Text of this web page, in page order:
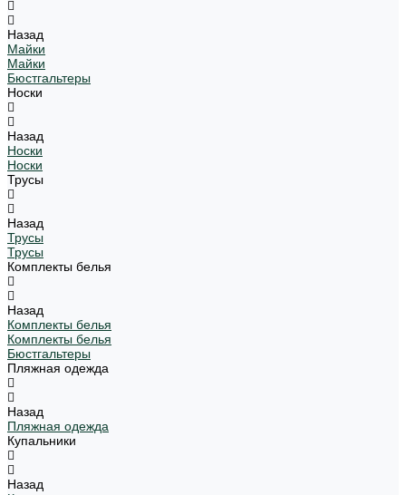
Назад
Майки
Майки
Бюстгальтеры
Носки
Назад
Носки
Носки
Трусы
Назад
Трусы
Трусы
Комплекты белья
Назад
Комплекты белья
Комплекты белья
Бюстгальтеры
Пляжная одежда
Назад
Пляжная одежда
Купальники
Назад